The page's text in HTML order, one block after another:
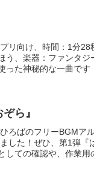
リ向け、時間：1分
う、楽器：ファンタ
った神秘的な一曲で
ら』
ろばのフリーBGMア
した！ぜひ、第1弾『
しての確認や、作業